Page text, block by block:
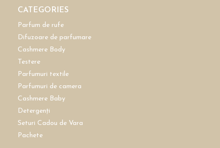
CATEGORIES
Parfum de rufe
Difuzoare de parfumare
Cashmere Body
Testere
Parfumuri textile
Parfumuri de camera
Cashmere Baby
Detergenți
Seturi Cadou de Vara
Pachete